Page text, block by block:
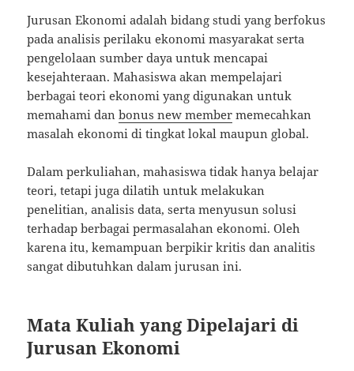
Jurusan Ekonomi adalah bidang studi yang berfokus
pada analisis perilaku ekonomi masyarakat serta
pengelolaan sumber daya untuk mencapai
kesejahteraan. Mahasiswa akan mempelajari
berbagai teori ekonomi yang digunakan untuk
memahami danbonus new member memecahkan
masalah ekonomi di tingkat lokal maupun global.
Dalam perkuliahan, mahasiswa tidak hanya belajar
teori, tetapi juga dilatih untuk melakukan
penelitian, analisis data, serta menyusun solusi
terhadap berbagai permasalahan ekonomi. Oleh
karena itu, kemampuan berpikir kritis dan analitis
sangat dibutuhkan dalam jurusan ini.
Mata Kuliah yang Dipelajari di
Jurusan Ekonomi